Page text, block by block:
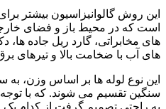
این روش گالوانیزاسیون بیشتر
است که در محیط باز و فضای
های مخابراتی، گارد ریل جاده
های آب با ضخامت بالا و تیرهای
این نوع لوله ها بر اساس وزن،
سنگین تقسیم می شوند. که با توجه